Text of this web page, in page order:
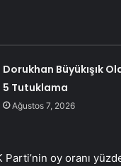
Dorukhan Büyükışık
5 Tutuklama
Ağustos 7, 2026
Parti’nin oy oranı